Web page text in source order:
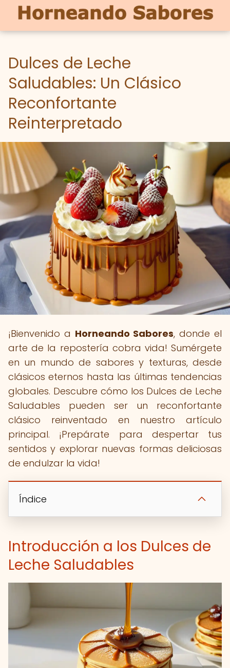
Dulces de Leche
Saludables: Un Clásico
Reconfortante
Reinterpretado
¡Bienvenido a Horneando Sabores, donde el
arte de la repostería cobra vida! Sumérgete
en un mundo de sabores y texturas, desde
clásicos eternos hasta las últimas tendencias
globales. Descubre cómo los Dulces de Leche
Saludables pueden ser un reconfortante
clásico reinventado en nuestro artículo
principal. ¡Prepárate para despertar tus
sentidos y explorar nuevas formas deliciosas
de endulzar la vida!
Índice
Introducción a los Dulces de
Leche Saludables